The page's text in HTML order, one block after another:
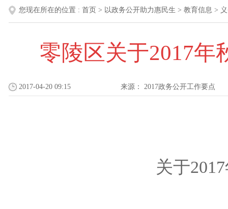
您现在所在的位置 : 首页 > 以政务公开助力惠民生 > 教育信息 >
零陵区关于2017年
2017-04-20 09:15 来源： 2017政务公开工作要点
关于2017